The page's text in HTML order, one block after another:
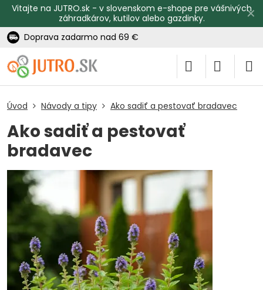
✕
Vitajte na JUTRO.sk - v slovenskom e-shope pre vášnivých
záhradkárov, kutilov alebo gazdinky.
Doprava zadarmo nad 69 €
Úvod Návody a tipy Ako sadiť a pestovať bradavec
Ako sadiť a pestovať
bradavec